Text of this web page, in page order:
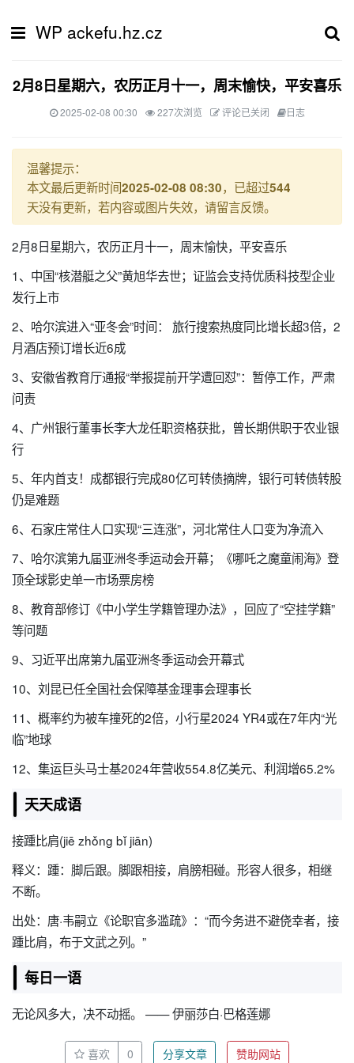
WP ackefu.hz.cz
2月8日星期六，农历正月十一，周末愉快，平安喜乐
2025-02-08 00:30 227次浏览 评论已关闭 日志
温馨提示：
本文最后更新时间2025-02-08 08:30，已超过544
天没有更新，若内容或图片失效，请留言反馈。
2月8日星期六，农历正月十一，周末愉快，平安喜乐
1、中国“核潜艇之父”黄旭华去世；证监会支持优质科技型企业
发行上市
2、哈尔滨进入“亚冬会”时间： 旅行搜索热度同比增长超3倍，2
月酒店预订增长近6成
3、安徽省教育厅通报“举报提前开学遭回怼”：暂停工作，严肃
问责
4、广州银行董事长李大龙任职资格获批，曾长期供职于农业银
行
5、年内首支！成都银行完成80亿可转债摘牌，银行可转债转股
仍是难题
6、石家庄常住人口实现“三连涨”，河北常住人口变为净流入
7、哈尔滨第九届亚洲冬季运动会开幕；《哪吒之魔童闹海》登
顶全球影史单一市场票房榜
8、教育部修订《中小学生学籍管理办法》，回应了“空挂学籍”
等问题
9、习近平出席第九届亚洲冬季运动会开幕式
10、刘昆已任全国社会保障基金理事会理事长
11、概率约为被车撞死的2倍，小行星2024 YR4或在7年内“光
临”地球
12、集运巨头马士基2024年营收554.8亿美元、利润增65.2%
天天成语
接踵比肩(jiē zhǒng bǐ jiān)
释义：踵：脚后跟。脚跟相接，肩膀相碰。形容人很多，相继
不断。
出处：唐·韦嗣立《论职官多滥疏》：“而今务进不避侥幸者，接
踵比肩，布于文武之列。”
每日一语
无论风多大，决不动摇。 —— 伊丽莎白·巴格莲娜
喜欢 0 分享文章 赞助网站